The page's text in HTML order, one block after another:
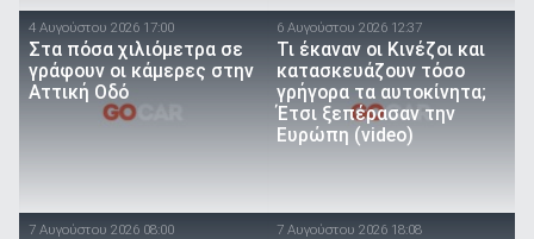
4 Αυγούστου 2026 17:00
Στα πόσα χιλιόμετρα σε
γράφουν οι κάμερες στην
Αττική Οδό
6 Αυγούστου 2026 12:37
Τι έκαναν οι Κινέζοι και
κατασκευάζουν τόσο
γρήγορα τα αυτοκίνητα;
Έτσι ξεπέρασαν την
Ευρώπη (video)
7 Αυγούστου 2026 08:00 7 Αυγούστου 2026 18:08